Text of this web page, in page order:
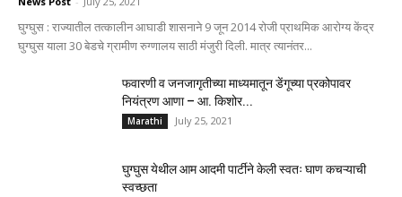
घुग्घुस : राज्यातील तत्कालीन आघाडी शासनाने 9 जून 2014 रोजी प्राथमिक आरोग्य केंद्र
घुग्घुस याला 30 बेडचे ग्रामीण रुग्णालय साठी मंजुरी दिली. मात्र त्यानंतर...
फवारणी व जनजागृतीच्या माध्यमातून डेंगूच्या प्रकोपावर
नियंत्रण आणा – आ. किशोर...
Marathi July 25, 2021
घुग्घुस येथील आम आदमी पार्टीने केली स्वतः घाण कचऱ्याची
स्वच्छता